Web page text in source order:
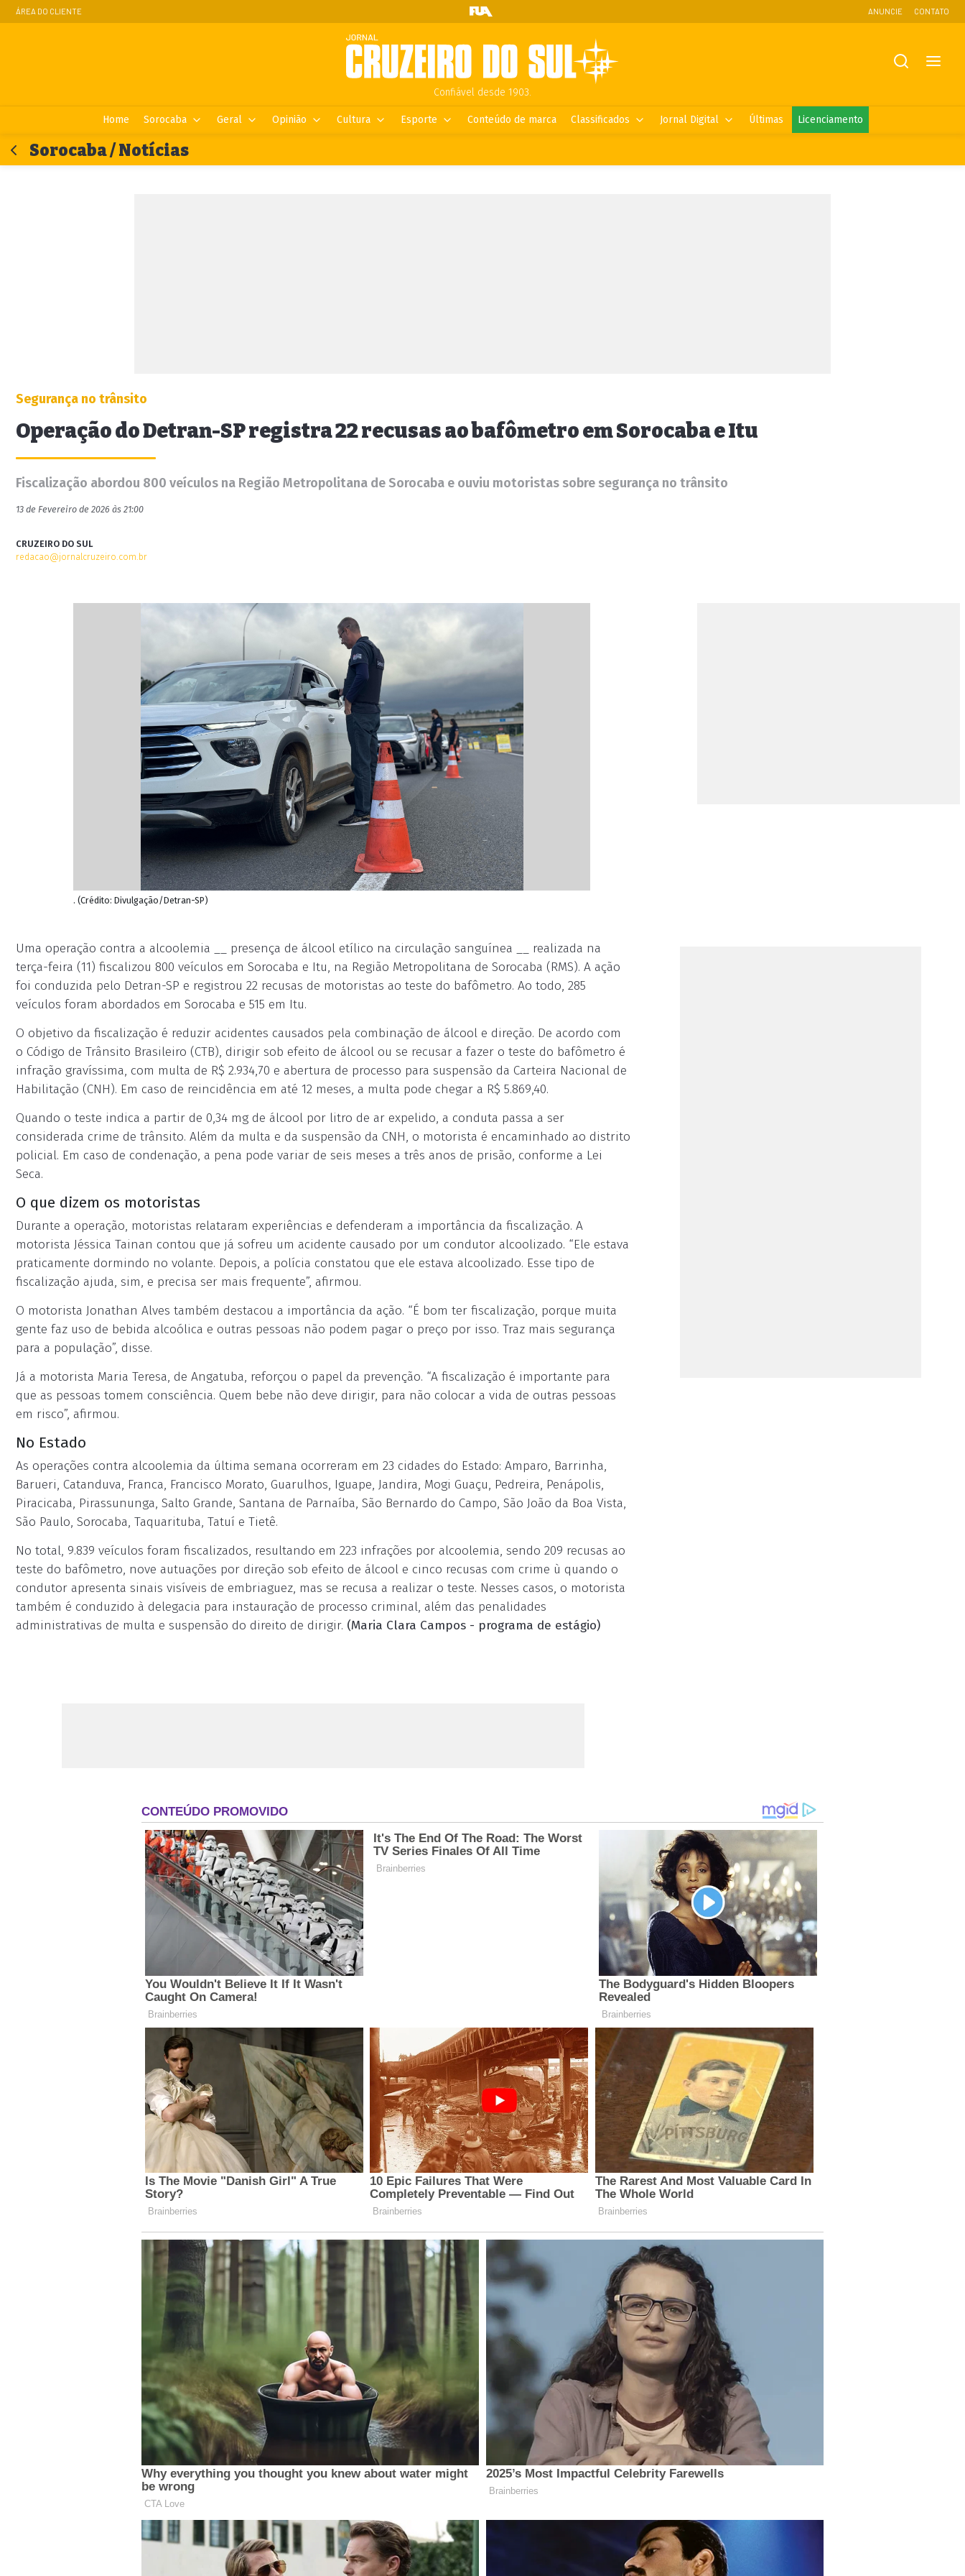
ÁREA DO CLIENTE ANUNCIE CONTATO
Confiável desde 1903.
Home Sorocaba Geral Opinião Cultura Esporte Conteúdo de marca Classificados Jornal Digital Últimas Licenciamento
Sorocaba / Notícias
Segurança no trânsito
Operação do Detran-SP registra 22 recusas ao bafômetro em Sorocaba e Itu
Fiscalização abordou 800 veículos na Região Metropolitana de Sorocaba e ouviu motoristas sobre segurança no trânsito
13 de Fevereiro de 2026 às 21:00
CRUZEIRO DO SUL
redacao@jornalcruzeiro.com.br
. (Crédito: Divulgação/Detran-SP)
Uma operação contra a alcoolemia __ presença de álcool etílico na circulação sanguínea __ realizada na
terça-feira (11) fiscalizou 800 veículos em Sorocaba e Itu, na Região Metropolitana de Sorocaba (RMS). A ação
foi conduzida pelo Detran-SP e registrou 22 recusas de motoristas ao teste do bafômetro. Ao todo, 285
veículos foram abordados em Sorocaba e 515 em Itu.
O objetivo da fiscalização é reduzir acidentes causados pela combinação de álcool e direção. De acordo com
o Código de Trânsito Brasileiro (CTB), dirigir sob efeito de álcool ou se recusar a fazer o teste do bafômetro é
infração gravíssima, com multa de R$ 2.934,70 e abertura de processo para suspensão da Carteira Nacional de
Habilitação (CNH). Em caso de reincidência em até 12 meses, a multa pode chegar a R$ 5.869,40.
Quando o teste indica a partir de 0,34 mg de álcool por litro de ar expelido, a conduta passa a ser
considerada crime de trânsito. Além da multa e da suspensão da CNH, o motorista é encaminhado ao distrito
policial. Em caso de condenação, a pena pode variar de seis meses a três anos de prisão, conforme a Lei
Seca.
O que dizem os motoristas
Durante a operação, motoristas relataram experiências e defenderam a importância da fiscalização. A
motorista Jéssica Tainan contou que já sofreu um acidente causado por um condutor alcoolizado. “Ele estava
praticamente dormindo no volante. Depois, a polícia constatou que ele estava alcoolizado. Esse tipo de
fiscalização ajuda, sim, e precisa ser mais frequente”, afirmou.
O motorista Jonathan Alves também destacou a importância da ação. “É bom ter fiscalização, porque muita
gente faz uso de bebida alcoólica e outras pessoas não podem pagar o preço por isso. Traz mais segurança
para a população”, disse.
Já a motorista Maria Teresa, de Angatuba, reforçou o papel da prevenção. “A fiscalização é importante para
que as pessoas tomem consciência. Quem bebe não deve dirigir, para não colocar a vida de outras pessoas
em risco”, afirmou.
No Estado
As operações contra alcoolemia da última semana ocorreram em 23 cidades do Estado: Amparo, Barrinha,
Barueri, Catanduva, Franca, Francisco Morato, Guarulhos, Iguape, Jandira, Mogi Guaçu, Pedreira, Penápolis,
Piracicaba, Pirassununga, Salto Grande, Santana de Parnaíba, São Bernardo do Campo, São João da Boa Vista,
São Paulo, Sorocaba, Taquarituba, Tatuí e Tietê.
No total, 9.839 veículos foram fiscalizados, resultando em 223 infrações por alcoolemia, sendo 209 recusas ao
teste do bafômetro, nove autuações por direção sob efeito de álcool e cinco recusas com crime ù quando o
condutor apresenta sinais visíveis de embriaguez, mas se recusa a realizar o teste. Nesses casos, o motorista
também é conduzido à delegacia para instauração de processo criminal, além das penalidades
administrativas de multa e suspensão do direito de dirigir. (Maria Clara Campos - programa de estágio)